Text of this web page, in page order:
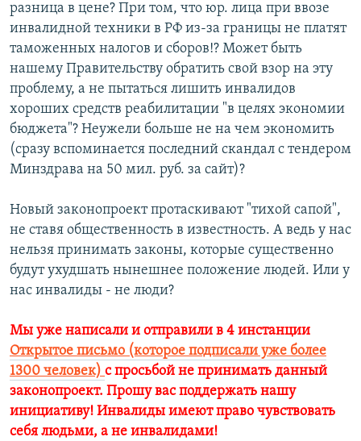
разница в цене? При том, что юр. лица при ввозе
инвалидной техники в РФ из-за границы не платят
таможенных налогов и сборов!? Может быть
нашему Правительству обратить свой взор на эту
проблему, а не пытаться лишить инвалидов
хороших средств реабилитации "в целях экономии
бюджета"? Неужели больше не на чем экономить
(сразу вспоминается последний скандал с тендером
Минздрава на 50 мил. руб. за сайт)?
Новый законопроект протаскивают "тихой сапой",
не ставя общественность в известность. А ведь у нас
нельзя принимать законы, которые существенно
будут ухудшать нынешнее положение людей. Или у
нас инвалиды - не люди?
Мы уже написали и отправили в 4 инстанции
Открытое письмо (которое подписали уже более
1300 человек) с просьбой не принимать данный
законопроект. Прошу вас поддержать нашу
инициативу! Инвалиды имеют право чувствовать
себя людьми, а не инвалидами!